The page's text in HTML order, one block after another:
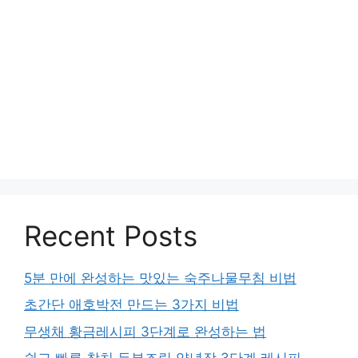
Recent Posts
5분 만에 완성하는 맛있는 숙주나물무침 비법
초간단 애호박전 만드는 3가지 비법
무생채 황금레시피 3단계로 완성하는 법